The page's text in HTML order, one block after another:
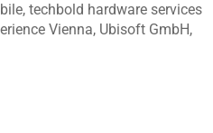
techbold hardware services
Vienna, Ubisoft GmbH,